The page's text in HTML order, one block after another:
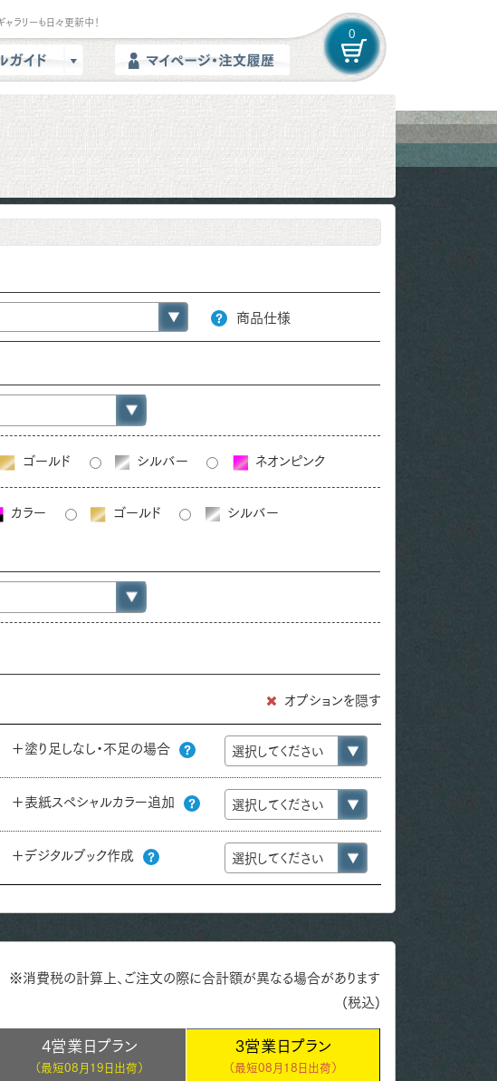
ラリーも日々更新中！
識
0
商品仕様
ゴールド シルバー ネオンピンク
カラー ゴールド シルバー
オプションを隠す
＋塗り足しなし・不足の場合
＋表紙スペシャルカラー追加
＋デジタルブック作成
※消費税の計算上、ご注文の際に合計額が異なる場合があります
(税込)
4営業日プラン
（最短08月19日出荷）
3営業日プラン
（最短08月18日出荷）